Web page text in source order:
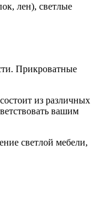
лен), светлые
Прикроватные
из различных
вашим
светлой мебели,